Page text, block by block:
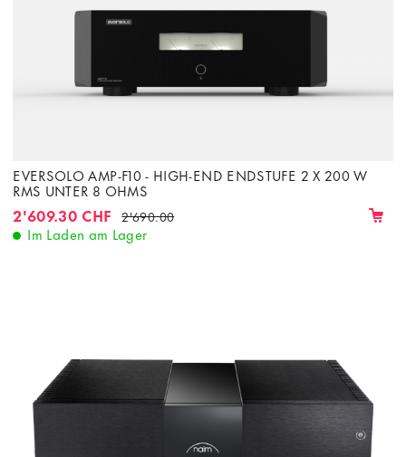
EVERSOLO AMP-F10 - HIGH-END ENDSTUFE 2 X 200 W
RMS UNTER 8 OHMS
2'609.30 CHF 2'690.00
Im Laden am Lager